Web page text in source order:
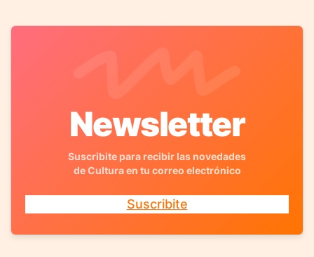
Newsletter
Suscribite para recibir las novedades
de Cultura en tu correo electrónico
Suscribite